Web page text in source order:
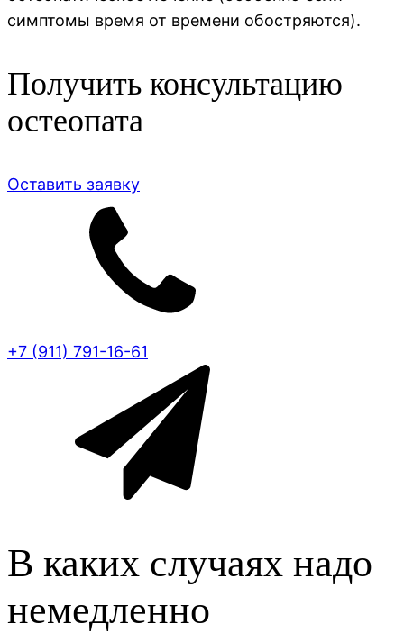
симптомы время от времени обостряются).
Получить консультацию
остеопата
Оставить заявку
+7 (911) 791-16-61
В каких случаях надо
немедленно